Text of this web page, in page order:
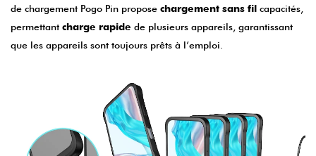
de chargement Pogo Pin propose chargement sans fil capacités,
permettant charge rapide de plusieurs appareils, garantissant
que les appareils sont toujours prêts à l’emploi.